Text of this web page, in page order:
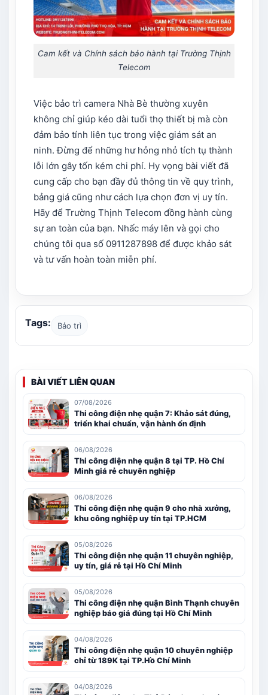
Cam kết và Chính sách bảo hành tại Trường Thịnh
Telecom
Việc bảo trì camera Nhà Bè thường xuyên
không chỉ giúp kéo dài tuổi thọ thiết bị mà còn
đảm bảo tính liên tục trong việc giám sát an
ninh. Đừng để những hư hỏng nhỏ tích tụ thành
lỗi lớn gây tốn kém chi phí. Hy vọng bài viết đã
cung cấp cho bạn đầy đủ thông tin về quy trình,
bảng giá cũng như cách lựa chọn đơn vị uy tín.
Hãy để Trường Thịnh Telecom đồng hành cùng
sự an toàn của bạn. Nhấc máy lên và gọi cho
chúng tôi qua số 0911287898 để được khảo sát
và tư vấn hoàn toàn miễn phí.
Tags: Bảo trì
BÀI VIẾT LIÊN QUAN
07/08/2026
Thi công điện nhẹ quận 7: Khảo sát đúng,
triển khai chuẩn, vận hành ổn định
06/08/2026
Thi công điện nhẹ quận 8 tại TP. Hồ Chí
Minh giá rẻ chuyên nghiệp
06/08/2026
Thi công điện nhẹ quận 9 cho nhà xưởng,
khu công nghiệp uy tín tại TP.HCM
05/08/2026
Thi công điện nhẹ quận 11 chuyên nghiệp,
uy tín, giá rẻ tại Hồ Chí Minh
05/08/2026
Thi công điện nhẹ quận Bình Thạnh chuyên
nghiệp báo giá đúng tại Hồ Chí Minh
04/08/2026
Thi công điện nhẹ quận 10 chuyên nghiệp
chỉ từ 189K tại TP.Hồ Chí Minh
04/08/2026